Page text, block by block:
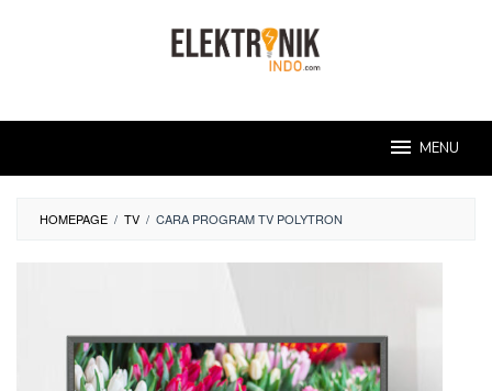
MENU
HOMEPAGE / TV / CARA PROGRAM TV POLYTRON